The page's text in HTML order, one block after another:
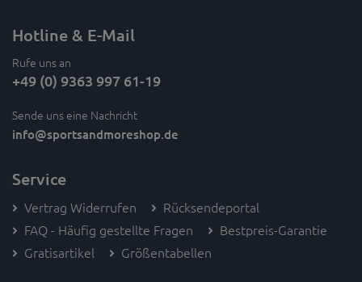
Hotline & E-Mail
Rufe uns an
+49 (0) 9363 997 61-19
Sende uns eine Nachricht
info@sportsandmoreshop.de
Service
Vertrag Widerrufen
Rücksendeportal
FAQ - Häufig gestellte Fragen
Bestpreis-Garantie
Gratisartikel
Größentabellen